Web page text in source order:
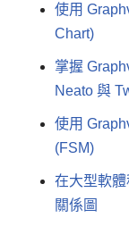
使用
Chart)
掌握
Neato 與
使用
(FSM)
在大型軟
關係圖